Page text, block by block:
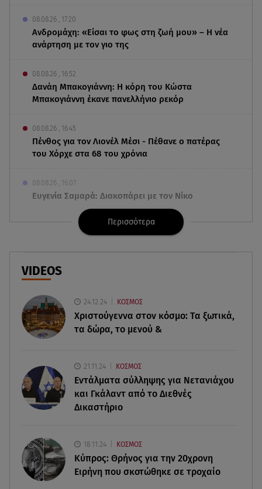
08.08.26 , 17:20
Ανδρομάχη: «Είσαι το φως στη ζωή μου» – Η νέα
ανάρτηση με τον γιο της
08.08.26 , 16:52
Δανάη Μπακογιάννη: Η κόρη του Κώστα
Μπακογιάννη έκανε πανελλήνιο ρεκόρ
08.08.26 , 16:45
Πένθος για τον Λιονέλ Μέσι - Πέθανε ο πατέρας
του Χόρχε στα 68 του χρόνια
08.08.26 , 16:07
Ευγενία Σαμαρά: Διακοπάρει με τον Νίκο
Μουτσινά - Πού βρίσκονται;
Back to black: η διαχρονική αξία του μαύρου
Δούκισσα Νομικού: Από τη Μύκονο «πετάχτηκε»
στη Γαλλική Πολυνησία!
που βρέθηκε σε σπηλιά
08.08.26 , 14:50
Κατερίνα Καινούργιου: Η Πάρος και το cool
08.08.26 , 14:25
Καιρός: Σε πορτοκαλί συναγερμό η χώρα για
φωτιές τα επόμενα 24ωρα
Περισσότερα
VIDEOS
24.12.24 ΚΟΣΜΟΣ
Χριστούγεννα στον κόσμο: Tα ξωτικά,
τα δώρα, το μενού &
21.11.24 ΚΟΣΜΟΣ
Εντάλματα σύλληψης για Νετανιάχου
και Γκάλαντ από το Διεθνές
Δικαστήριο
18.11.24 ΚΟΣΜΟΣ
Κύπρος: Θρήνος για την 20χρονη
Ειρήνη που σκοτώθηκε σε τροχαίο